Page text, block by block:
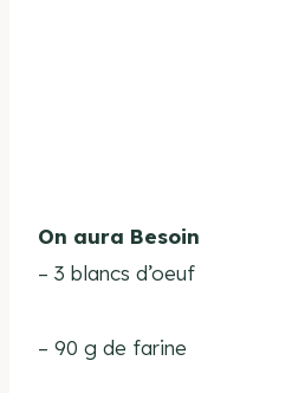
On aura Besoin
– 3 blancs d’oeuf
– 90 g de farine